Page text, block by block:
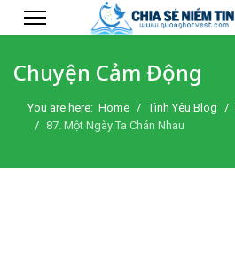
Chuyện Cảm Động
You are here: Home Tình Yêu Blog
87. Một Ngày Ta Chán Nhau